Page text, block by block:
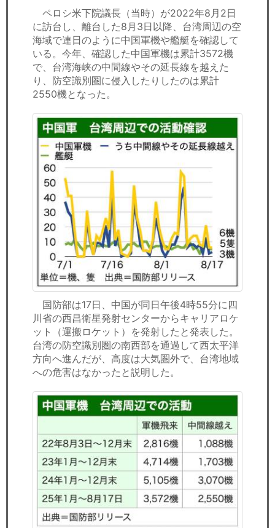
ペロシ米下院議長（当時）が2022年8月2日
に訪台し、離台した8月3日以降、台湾周辺の空
海域で連日のように中国軍機や艦艇を確認して
いる。今年、確認した中国軍機は累計3572機
で、台湾海峡の中間線やその延長線を越えた
り、防空識別圏に侵入したりしたのは累計
2550機となった。
国防部は17日、中国が同日午後4時55分に四
川省の西昌衛星発射センターからキャリアロケ
ット（運搬ロケット）を発射したと発表した。
台湾の防空識別圏の南西部を通過して西太平洋
方向へ進んだが、高度は大気圏外で、台湾地域
への危害はなかったと説明した。